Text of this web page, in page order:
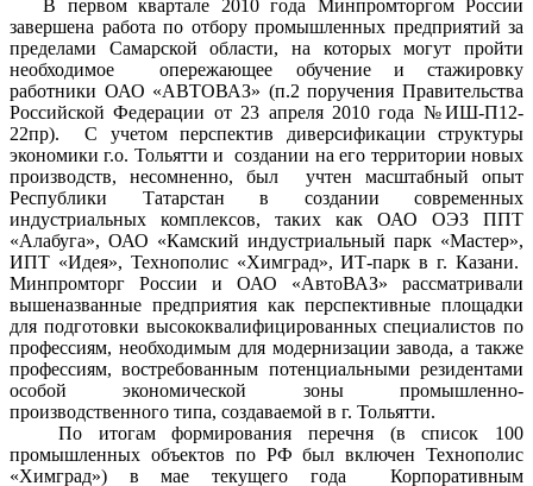
В первом квартале 2010 года Минпромторгом России
завершена работа по отбору промышленных предприятий за
пределами Самарской области, на которых могут пройти
необходимое опережающее обучение и стажировку
работники ОАО «АВТОВАЗ» (п.2 поручения Правительства
Российской Федерации от 23 апреля 2010 года №ИШ-П12-
22пр). С учетом перспектив диверсификации структуры
экономики г.о. Тольятти и создании на его территории новых
производств, несомненно, был учтен масштабный опыт
Республики Татарстан в создании современных
индустриальных комплексов, таких как ОАО ОЭЗ ППТ
«Алабуга», ОАО «Камский индустриальный парк «Мастер»,
ИПТ «Идея», Технополис «Химград», ИТ-парк в г. Казани.
Минпромторг России и ОАО «АвтоВАЗ» рассматривали
вышеназванные предприятия как перспективные площадки
для подготовки высококвалифицированных специалистов по
профессиям, необходимым для модернизации завода, а также
профессиям, востребованным потенциальными резидентами
особой экономической зоны промышленно-
производственного типа, создаваемой в г. Тольятти.
По итогам формирования перечня (в список 100
промышленных объектов по РФ был включен Технополис
«Химград») в мае текущего года Корпоративным